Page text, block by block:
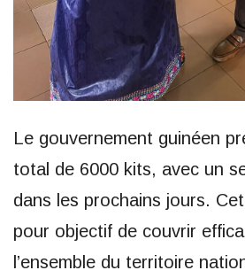
Le gouvernement guinéen
total de 6000 kits, avec un
dans les prochains jours.
pour objectif de couvrir
l’ensemble du territoire